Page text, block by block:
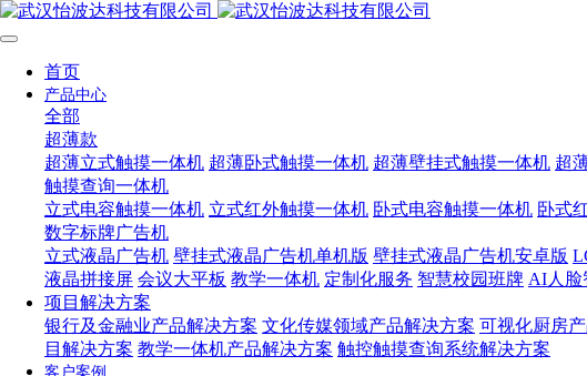
首页
产品中心
全部
超薄款
超薄立式触摸一体机 超薄卧式触摸一体机 超薄壁挂式触摸一体机 超
触摸查询一体机
立式电容触摸一体机 立式红外触摸一体机 卧式电容触摸一体机 卧式
数字标牌广告机
立式液晶广告机 壁挂式液晶广告机单机版 壁挂式液晶广告机安卓版
液晶拼接屏 会议大平板 教学一体机 定制化服务 智慧校园班牌 AI人脸
项目解决方案
银行及金融业产品解决方案 文化传媒领域产品解决方案 可视化厨房
目解决方案 教学一体机产品解决方案 触控触摸查询系统解决方案
客户案例